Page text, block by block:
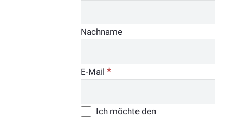
Nachname
E-Mail*
Ich möchte den